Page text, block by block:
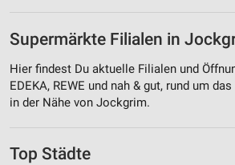
Supermärkte Filialen in
Hier findest Du aktuelle Filialen und
EDEKA, REWE und nah & gut, rund um
in der Nähe von Jockgrim.
Top Städte